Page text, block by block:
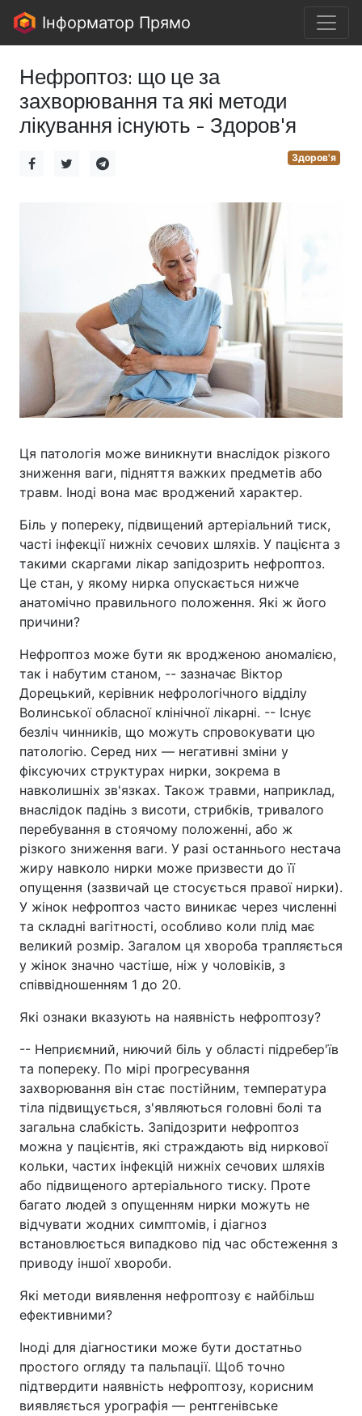
Інформатор Прямо
Нефроптоз: що це за
захворювання та які методи
лікування існують - Здоров'я
Здоров'я
Ця патологія може виникнути внаслідок різкого
зниження ваги, підняття важких предметів або
травм. Іноді вона має вроджений характер.
Біль у попереку, підвищений артеріальний тиск,
часті інфекції нижніх сечових шляхів. У пацієнта з
такими скаргами лікар запідозрить нефроптоз.
Це стан, у якому нирка опускається нижче
анатомічно правильного положення. Які ж його
причини?
Нефроптоз може бути як вродженою аномалією,
так і набутим станом, -- зазначає Віктор
Дорецький, керівник нефрологічного відділу
Волинської обласної клінічної лікарні. -- Існує
безліч чинників, що можуть спровокувати цю
патологію. Серед них — негативні зміни у
фіксуючих структурах нирки, зокрема в
навколишніх зв'язках. Також травми, наприклад,
внаслідок падінь з висоти, стрибків, тривалого
перебування в стоячому положенні, або ж
різкого зниження ваги. У разі останнього нестача
жиру навколо нирки може призвести до її
опущення (зазвичай це стосується правої нирки).
У жінок нефроптоз часто виникає через численні
та складні вагітності, особливо коли плід має
великий розмір. Загалом ця хвороба трапляється
у жінок значно частіше, ніж у чоловіків, з
співвідношенням 1 до 20.
Які ознаки вказують на наявність нефроптозу?
-- Неприємний, ниючий біль у області підребер'їв
та попереку. По мірі прогресування
захворювання він стає постійним, температура
тіла підвищується, з'являються головні болі та
загальна слабкість. Запідозрити нефроптоз
можна у пацієнтів, які страждають від ниркової
кольки, частих інфекцій нижніх сечових шляхів
або підвищеного артеріального тиску. Проте
багато людей з опущенням нирки можуть не
відчувати жодних симптомів, і діагноз
встановлюється випадково під час обстеження з
приводу іншої хвороби.
Які методи виявлення нефроптозу є найбільш
ефективними?
Іноді для діагностики може бути достатньо
простого огляду та пальпації. Щоб точно
підтвердити наявність нефроптозу, корисним
виявляється урографія — рентгенівське